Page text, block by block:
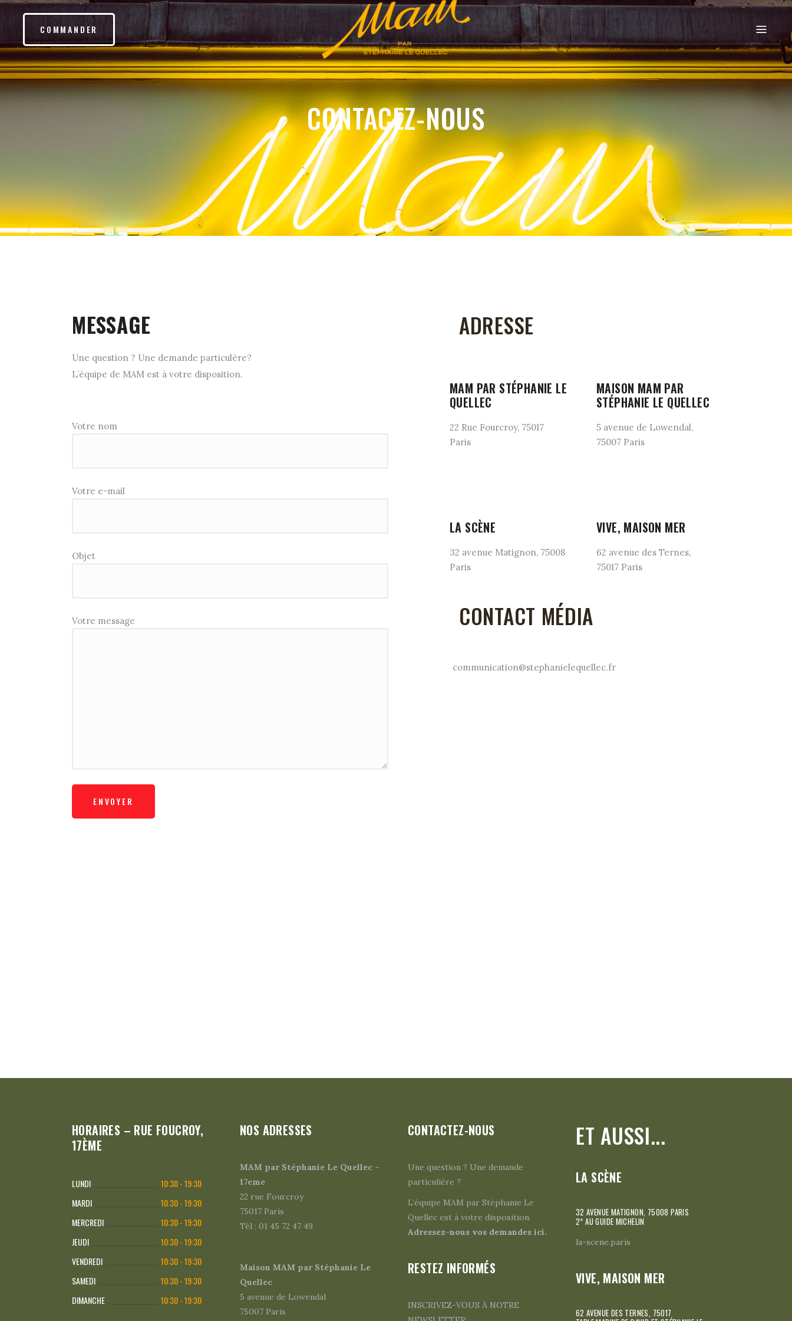
COMMANDER
CONTACEZ-NOUS
MESSAGE
Une question ? Une demande particulère?
L’équipe de MAM est à votre disposition.
Votre nom
Votre e-mail
Objet
Votre message
ADRESSE
MAM PAR STÉPHANIE LE
QUELLEC
22 Rue Fourcroy, 75017
Paris
MAISON MAM PAR
STÉPHANIE LE QUELLEC
5 avenue de Lowendal,
75007 Paris
LA SCÈNE
32 avenue Matignon, 75008
Paris
VIVE, MAISON MER
62 avenue des Ternes,
75017 Paris
CONTACT MÉDIA
communication@stephanielequellec.fr
HORAIRES – RUE FOUCROY,
17ÈME
LUNDI
10:30 - 19:30
MARDI
10:30 - 19:30
MERCREDI
10:30 - 19:30
JEUDI
10:30 - 19:30
VENDREDI
10:30 - 19:30
SAMEDI
10:30 - 19:30
DIMANCHE
10:30 - 19:30
NOS ADRESSES
MAM par Stéphanie Le Quellec –
17eme
22 rue Fourcroy
75017 Paris
Tél : 01 45 72 47 49
Maison MAM par Stéphanie Le
Quellec
5 avenue de Lowendal
75007 Paris
CONTACTEZ-NOUS
Une question ? Une demande
particulière ?
L’équipe MAM par Stéphanie Le
Quellec est à votre disposition.
Adressez-nous vos demandes ici.
RESTEZ INFORMÉS
INSCRIVEZ-VOUS À NOTRE
ET AUSSI...
LA SCÈNE
32 AVENUE MATIGNON, 75008 PARIS
2* AU GUIDE MICHELIN
la-scene.paris
VIVE, MAISON MER
62 AVENUE DES TERNES, 75017